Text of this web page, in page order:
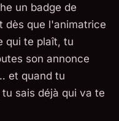
un badge de
dès que l'animatrice
qui te plaît, tu
son annonce
et quand tu
sais déjà qui va te